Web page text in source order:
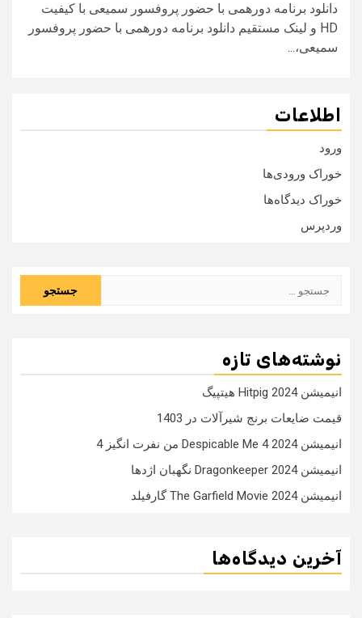
دانلود برنامه دورهمی با حضور پروفسور سميعی با کیفیت
HD و لینک مستقیم دانلود برنامه دورهمی با حضور پروفسور
سميعی،...
اطلاعات
ورود
خوراک ورودی‌ها
خوراک دیدگاه‌ها
وردپرس
نوشته‌های تازه
انیمیشن Hitpig 2024 هیتپیگ
قیمت ضایعات برنج شیرآلات در 1403
انیمیشن Despicable Me 4 2024 من نفرت انگیز 4
انیمیشن Dragonkeeper 2024 نگهبان اژدها
انیمیشن The Garfield Movie 2024 گارفیلد
آخرین دیدگاه‌ها